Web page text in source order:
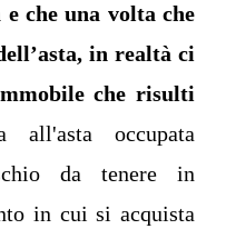
che una volta che
in realtà ci
che risulti
all'asta occupata
da tenere in
in cui si acquista